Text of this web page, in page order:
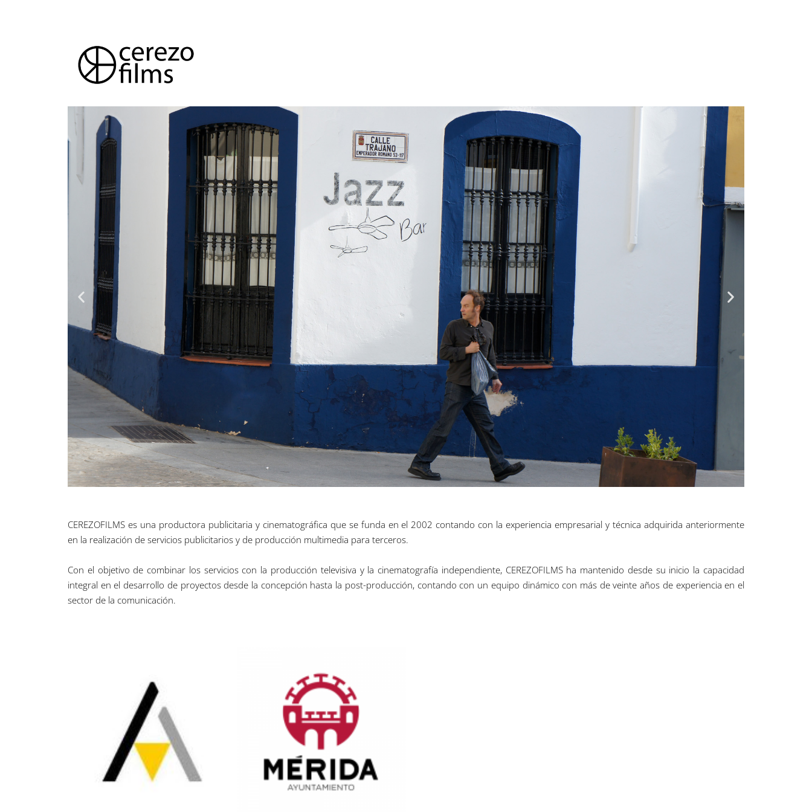
CEREZOFILMS es una productora publicitaria y cinematográfica que se funda en el 2002 contando con la experiencia empresarial y técnica adquirida anteriormente
en la realización de servicios publicitarios y de producción multimedia para terceros.
Con el objetivo de combinar los servicios con la producción televisiva y la cinematografía independiente, CEREZOFILMS ha mantenido desde su inicio la capacidad
integral en el desarrollo de proyectos desde la concepción hasta la post-producción, contando con un equipo dinámico con más de veinte años de experiencia en el
sector de la comunicación.